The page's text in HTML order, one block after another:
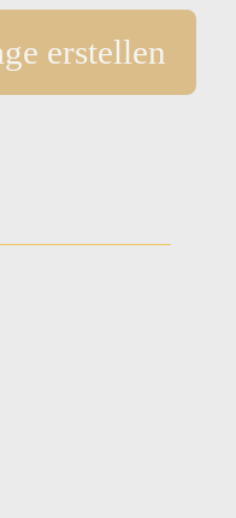
erstellen